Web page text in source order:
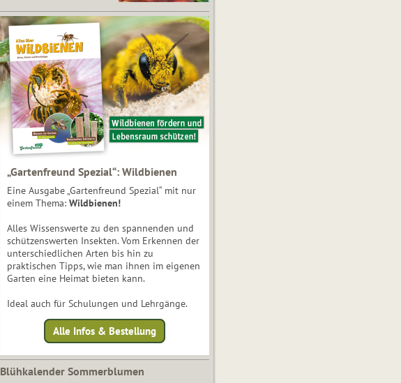
„Gartenfreund Spezial“: Wildbienen
Eine Ausgabe „Gartenfreund Spezial“ mit nur
einem Thema: Wildbienen!
Alles Wissenswerte zu den spannenden und
schützenswerten Insekten. Vom Erkennen der
unterschiedlichen Arten bis hin zu
praktischen Tipps, wie man ihnen im eigenen
Garten eine Heimat bieten kann.
Ideal auch für Schulungen und Lehrgänge.
Alle Infos & Bestellung
Blühkalender Sommerblumen